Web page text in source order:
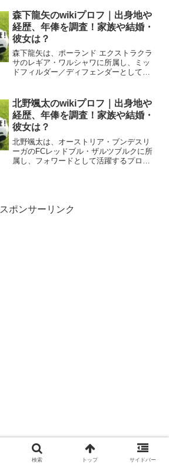
で、どんな経歴を持っているのでしょう
か？年俸はどのくらいなの...
森下龍矢のwikiプロフ｜出身地や
経歴、年俸を調査！家族や結婚・
彼女は？
森下龍矢は、ポーランド エクストラクラ
サのレギア・ワルシャワに所属し、ミッ
ドフィルダー／ディフェンダーとして活
めています。出身地はどこで、どんな経
歴を持っているのでしょ...
北野颯太のwikiプロフ｜出身地や
経歴、年俸を調査！家族や結婚・
彼女は？
北野颯太は、オーストリア・ブンデスリ
ーガのFCレッドブル・ザルツブルクに所
属し、フォワードとして活躍するプロサ
スポンサーリンク
検索 トップ サイドバー